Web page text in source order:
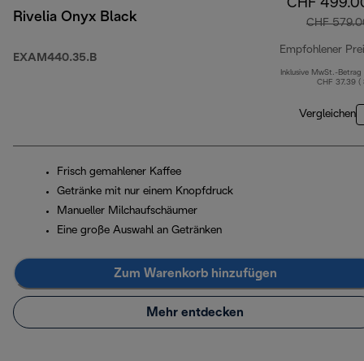
Rivelia Onyx Black
EXAM440.35.B
CHF
CHF
Empfohlener
Inklusive MwSt.-Betrag
CHF 37.39 (
Vergleichen
Frisch gemahlener Kaffee
Getränke mit nur einem Knopfdruck
Manueller Milchaufschäumer
Eine große Auswahl an Getränken
Zum Warenkorb hinzufügen
Mehr entdecken